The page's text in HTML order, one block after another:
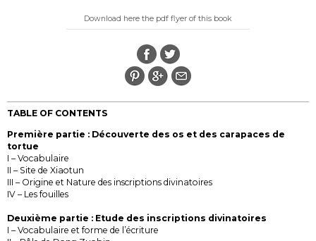
Download here the pdf flyer of this book
TABLE OF CONTENTS
Première partie : Découverte des os et des carapaces de
tortue
I – Vocabulaire
II – Site de Xiaotun
III – Origine et Nature des inscriptions divinatoires
IV – Les fouilles
Deuxième partie : Etude des inscriptions divinatoires
I – Vocabulaire et forme de l’écriture